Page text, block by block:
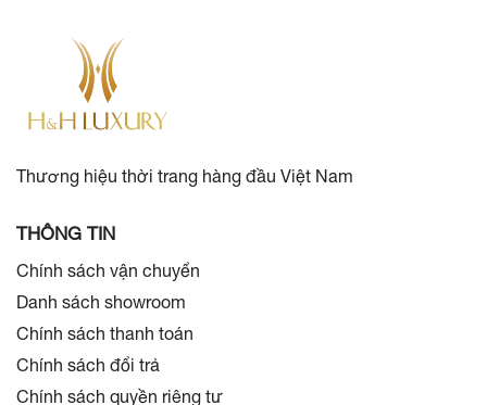
Thương hiệu thời trang hàng đầu Việt Nam
THÔNG TIN
Chính sách vận chuyển
Danh sách showroom
Chính sách thanh toán
Chính sách đổi trả
Chính sách quyền riêng tư